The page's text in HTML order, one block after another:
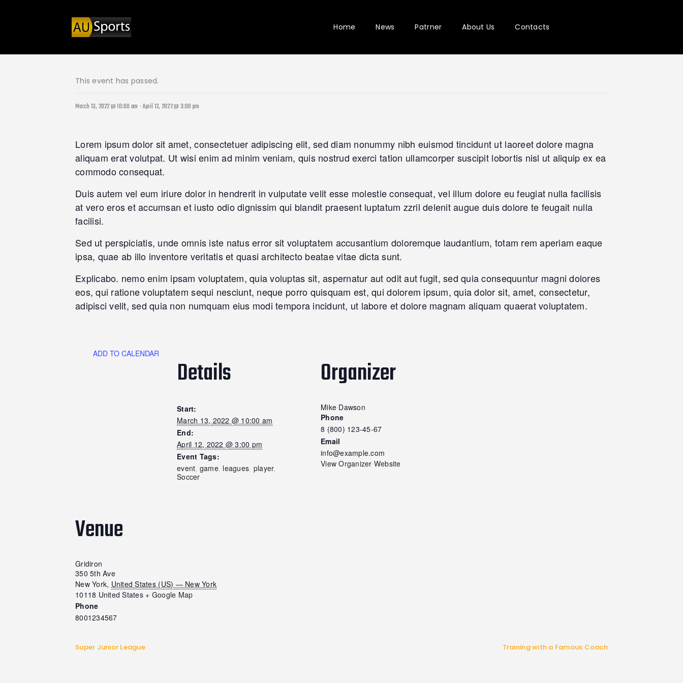
Home News Patrner About Us Contacts
This event has passed.
March 13, 2022 @ 10:00 am -April 12, 2022 @ 3:00 pm
Lorem ipsum dolor sit amet, consectetuer adipiscing elit, sed diam nonummy nibh euismod tincidunt ut laoreet dolore magna
aliquam erat volutpat. Ut wisi enim ad minim veniam, quis nostrud exerci tation ullamcorper suscipit lobortis nisl ut aliquip ex ea
commodo consequat.
Duis autem vel eum iriure dolor in hendrerit in vulputate velit esse molestie consequat, vel illum dolore eu feugiat nulla facilisis
at vero eros et accumsan et iusto odio dignissim qui blandit praesent luptatum zzril delenit augue duis dolore te feugait nulla
facilisi.
Sed ut perspiciatis, unde omnis iste natus error sit voluptatem accusantium doloremque laudantium, totam rem aperiam eaque
ipsa, quae ab illo inventore veritatis et quasi architecto beatae vitae dicta sunt.
Explicabo. nemo enim ipsam voluptatem, quia voluptas sit, aspernatur aut odit aut fugit, sed quia consequuntur magni dolores
eos, qui ratione voluptatem sequi nesciunt, neque porro quisquam est, qui dolorem ipsum, quia dolor sit, amet, consectetur,
adipisci velit, sed quia non numquam eius modi tempora incidunt, ut labore et dolore magnam aliquam quaerat voluptatem.
ADD TO CALENDAR
Details
Start:
March 13, 2022 @ 10:00 am
End:
April 12, 2022 @ 3:00 pm
Event Tags:
event, game, leagues, player,
Soccer
Organizer
Mike Dawson
Phone
8 (800) 123-45-67
Email
info@example.com
View Organizer Website
Venue
Gridiron
350 5th Ave
New York, United States (US) — New York
10118 United States + Google Map
Phone
8001234567
Super Junior League Training with a Famous Coach